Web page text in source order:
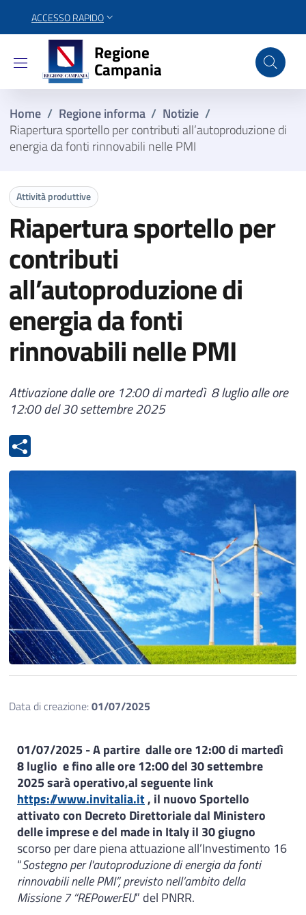
ACCESSO RAPIDO
Regione Campania
Regione
Campania
Home / Regione informa / Notizie /
Riapertura sportello per contributi all’autoproduzione di
energia da fonti rinnovabili nelle PMI
Attività produttive
Riapertura sportello per
contributi
all’autoproduzione di
energia da fonti
rinnovabili nelle PMI
Attivazione dalle ore 12:00 di martedì 8 luglio alle ore
12:00 del 30 settembre 2025
Data di creazione:01/07/2025
01/07/2025 - A partire dalle ore 12:00 di martedì
8 luglio e fino alle ore 12:00 del 30 settembre
2025 sarà operativo,al seguente link
https://www.invitalia.it, il nuovo Sportello
attivato con Decreto Direttoriale dal Ministero
delle imprese e del made in Italy il 30 giugno
scorso per dare piena attuazione all’Investimento 16
“Sostegno per l'autoproduzione di energia da fonti
rinnovabili nelle PMI”, previsto nell’ambito della
Missione 7 “REPowerEU” del PNRR.